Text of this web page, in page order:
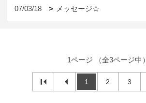
07/03/18 メッセージ☆
1ページ （全3ページ中）
1 2 3